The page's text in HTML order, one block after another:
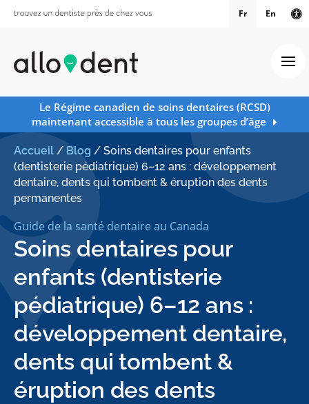
Fr En
Le Régime canadien de soins dentaires (RCSD)
maintenant accessible à tous les groupes d’âge
Accueil / Blog / Soins dentaires pour enfants
(dentisterie pédiatrique) 6–12 ans : développement
dentaire, dents qui tombent & éruption des dents
permanentes
Guide de la santé dentaire au Canada
Soins dentaires pour
enfants (dentisterie
pédiatrique) 6–12 ans :
développement dentaire,
dents qui tombent &
éruption des dents